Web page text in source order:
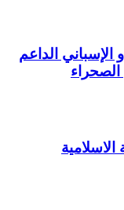
الداعم
الصحراء